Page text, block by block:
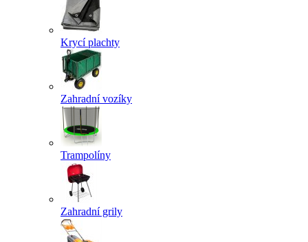
Krycí plachty
Zahradní vozíky
Trampolíny
Zahradní grily